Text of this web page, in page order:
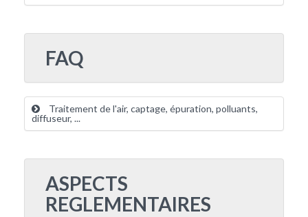
FAQ
Traitement de l'air, captage, épuration, polluants,
diffuseur, ...
ASPECTS
REGLEMENTAIRES